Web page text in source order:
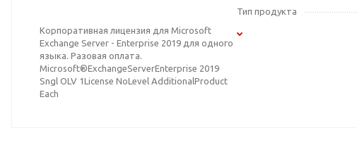
Корпоративная лицензия для Microsoft
Exchange Server - Enterprise 2019 для одного
языка. Разовая оплата.
Microsoft®ExchangeServerEnterprise 2019
Sngl OLV 1License NoLevel AdditionalProduct
Each
Тип продукта